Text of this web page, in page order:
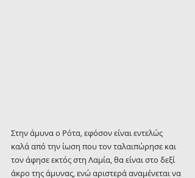
Στην άμυνα ο Ρότα, εφόσον είναι εντελώς
καλά από την ίωση που τον ταλαιπώρησε και
τον άφησε εκτός στη Λαμία, θα είναι στο δεξί
άκρο της άμυνας, ενώ αριστερά αναμένεται να